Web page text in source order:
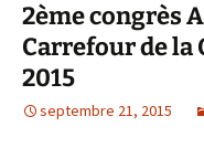
2ème congrès
Carrefour de la
2015
septembre 21, 2015